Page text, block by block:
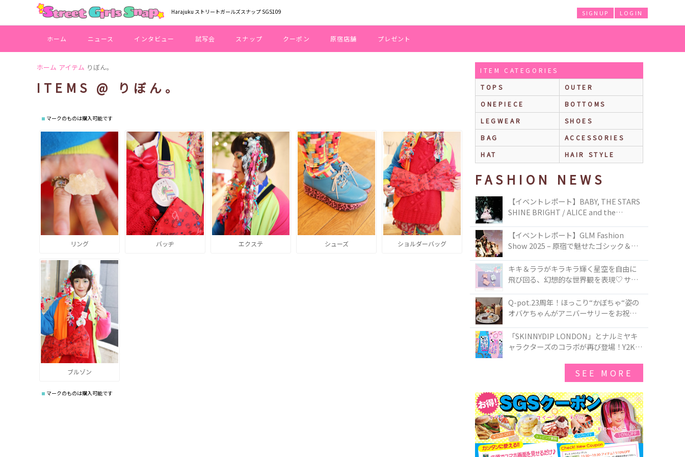
Harajuku ストリートガールズスナップ SGS109 LOGIN
SIGNUP
ホーム ニュース インタビュー 試写会 スナップ クーポン 原宿店舗 プレゼント
ホーム アイテム りぼん。
ITEMS @ りぼん。
マークのものは購入可能です
リング バッヂ エクステ シューズ ショルダーバッグ
ブルゾン
マークのものは購入可能です
ITEM CATEGORIES
TOPS
OUTER
ONEPIECE
BOTTOMS
LEGWEAR
SHOES
BAG
ACCESSORIES
HAT
HAIR STYLE
FASHION NEWS
【イベントレポート】BABY, THE STARS
SHINE BRIGHT / ALICE and the
TOKYO
【イベントレポート】GLM Fashion
Show 2025 – 原宿で魅せたゴシック＆ロ
キキ＆ララがキラキラ輝く星空を自由に
飛び回る、幻想的な世界観を表現♡ サマ
50周年アニバーサリーイヤー』を記念し
たコレクションが登場
Q-pot.23周年！ほっこり“かぼちゃ“姿の
オバケちゃんがアニバーサリーをお祝い
ー」が新発売！Q-pot CAFE.では「かぼち
ゃのオバケーキプレート」も登場
「SKINNYDIP LONDON」とナルミヤキ
ャラクターズのコラボが再び登場！Y2Kム
SEE MORE